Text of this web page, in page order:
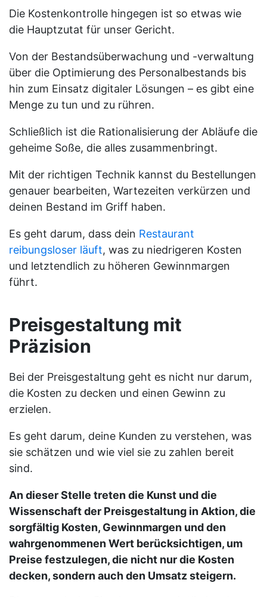
Die Kostenkontrolle hingegen ist so etwas wie
die Hauptzutat für unser Gericht.
Von der Bestandsüberwachung und -verwaltung
über die Optimierung des Personalbestands bis
hin zum Einsatz digitaler Lösungen – es gibt eine
Menge zu tun und zu rühren.
Schließlich ist die Rationalisierung der Abläufe die
geheime Soße, die alles zusammenbringt.
Mit der richtigen Technik kannst du Bestellungen
genauer bearbeiten, Wartezeiten verkürzen und
deinen Bestand im Griff haben.
Es geht darum, dass dein Restaurant
reibungsloser läuft, was zu niedrigeren Kosten
und letztendlich zu höheren Gewinnmargen
führt.
Preisgestaltung mit
Präzision
Bei der Preisgestaltung geht es nicht nur darum,
die Kosten zu decken und einen Gewinn zu
erzielen.
Es geht darum, deine Kunden zu verstehen, was
sie schätzen und wie viel sie zu zahlen bereit
sind.
An dieser Stelle treten die Kunst und die
Wissenschaft der Preisgestaltung in Aktion, die
sorgfältig Kosten, Gewinnmargen und den
wahrgenommenen Wert berücksichtigen, um
Preise festzulegen, die nicht nur die Kosten
decken, sondern auch den Umsatz steigern.